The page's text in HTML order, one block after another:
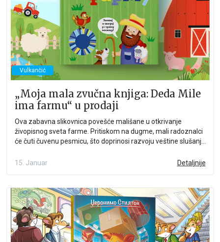
Vulkančić
„Moja mala zvučna knjiga: Deda Mile
ima farmu“ u prodaji
Ova zabavna slikovnica povešće mališane u otkrivanje
živopisnog sveta farme. Pritiskom na dugme, mali radoznalci
će čuti čuvenu pesmicu, što doprinosi razvoju veštine slušanja
15. Januar
Detaljnije